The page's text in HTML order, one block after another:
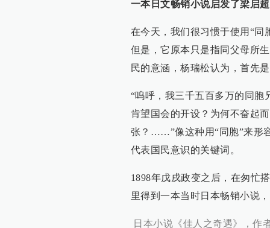
一本日文畅销小说启发了梁启超
在今天，我们很习惯于使用“同
但是，它原本只是指同父母所
民的意涵，杨瑞松认为，首先
“呜呼，我三千五百多万的同胞
肯望国会的开设？为何不奋起
张？……”像这种用“同胞”来形
代表国民意识的关键词。
1898年戊戌政变之后，在匆忙
里得到一本当时日本畅销小说
日本小说《佳人之奇遇》，作